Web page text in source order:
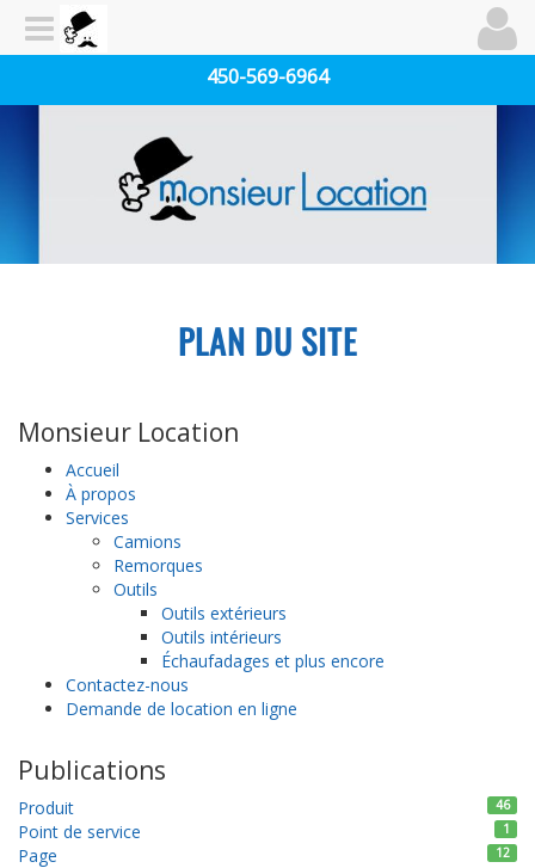
450-569-6964
PLAN DU SITE
Monsieur Location
Accueil
À propos
Services
Camions
Remorques
Outils
Outils extérieurs
Outils intérieurs
Échaufadages et plus encore
Contactez-nous
Demande de location en ligne
Publications
Produit 46
Point de service 1
Page 12